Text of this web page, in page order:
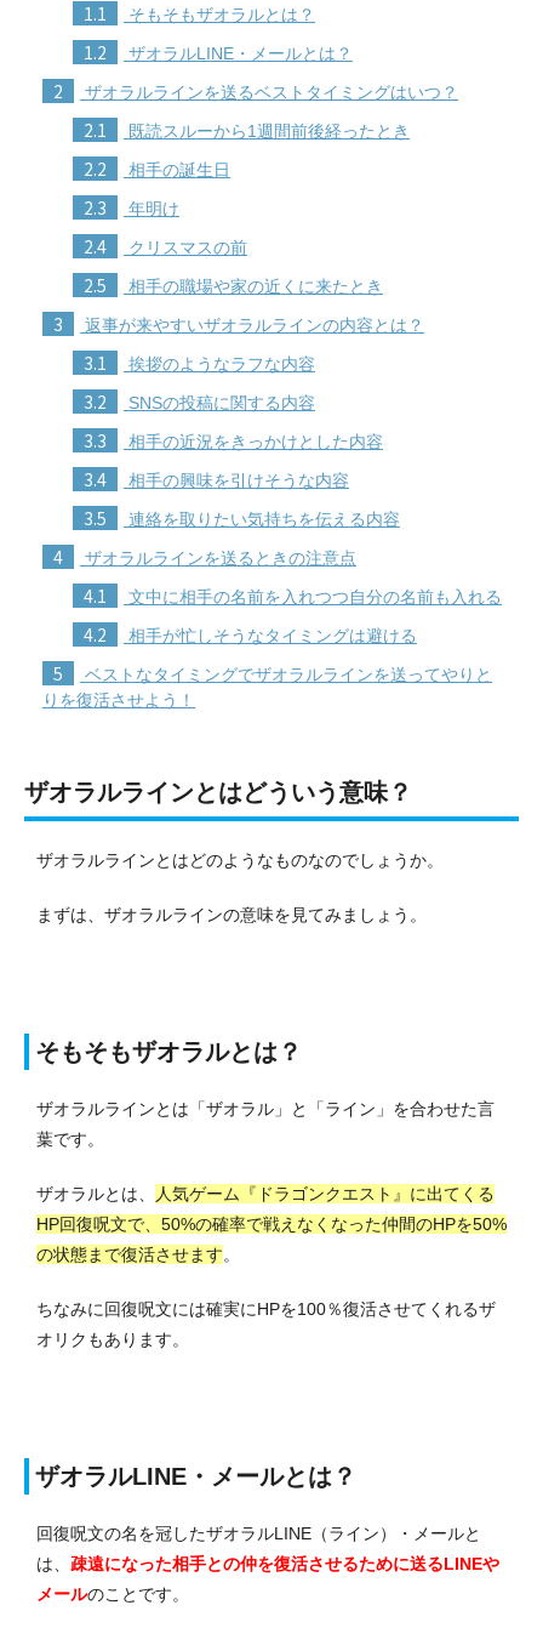
1.1 そもそもザオラルとは？
1.2 ザオラルLINE・メールとは？
2 ザオラルラインを送るベストタイミングはいつ？
2.1 既読スルーから1週間前後経ったとき
2.2 相手の誕生日
2.3 年明け
2.4 クリスマスの前
2.5 相手の職場や家の近くに来たとき
3 返事が来やすいザオラルラインの内容とは？
3.1 挨拶のようなラフな内容
3.2 SNSの投稿に関する内容
3.3 相手の近況をきっかけとした内容
3.4 相手の興味を引けそうな内容
3.5 連絡を取りたい気持ちを伝える内容
4 ザオラルラインを送るときの注意点
4.1 文中に相手の名前を入れつつ自分の名前も入れる
4.2 相手が忙しそうなタイミングは避ける
5
ベストなタイミングでザオラルラインを送ってやりと
りを復活させよう！
ザオラルラインとはどういう意味？
ザオラルラインとはどのようなものなのでしょうか。
まずは、ザオラルラインの意味を見てみましょう。
そもそもザオラルとは？
ザオラルラインとは「ザオラル」と「ライン」を合わせた言
葉です。
ザオラルとは、
人気ゲーム『ドラゴンクエスト』に出てくる
HP回復呪文で、50%の確率で戦えなくなった仲間のHPを50%
の状態まで復活させます。
ちなみに回復呪文には確実にHPを100％復活させてくれるザ
オリクもあります。
ザオラルLINE・メールとは？
回復呪文の名を冠したザオラルLINE（ライン）・メールと
は、 疎遠になった相手との仲を復活させるために送るLINEや
メールのことです。